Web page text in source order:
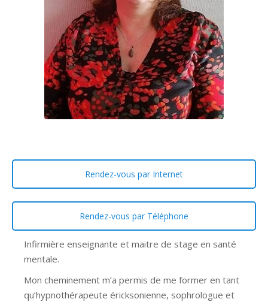
Infirmière enseignante et maitre de stage en santé
mentale.
Mon cheminement m’a permis de me former en tant
qu’hypnothérapeute éricksonienne, sophrologue et
Rendez-vous par Internet
Rendez-vous par Téléphone